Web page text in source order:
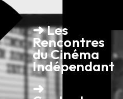
➜ Les
Rencontres
du Cinéma
Indépendant
➜